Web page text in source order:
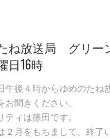
ね放送局 グリー
16時
午後４時からゆめのたね
お聞きください。
ティは篠田です。
２月をもちまして、終了